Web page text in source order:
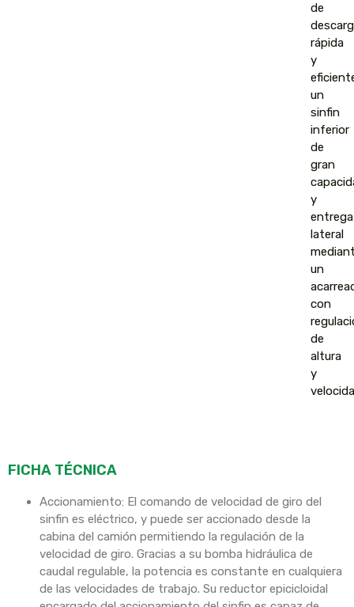
de
rápida
y
un
sinfin
inferior
de
gran
y
entrega
lateral
un
con
de
altura
y
FICHA TÉCNICA
Accionamiento: El comando de velocidad de giro del
sinfin es eléctrico, y puede ser accionado desde la
cabina del camión permitiendo la regulación de la
velocidad de giro. Gracias a su bomba hidráulica de
caudal regulable, la potencia es constante en cualquiera
de las velocidades de trabajo. Su reductor epicicloidal